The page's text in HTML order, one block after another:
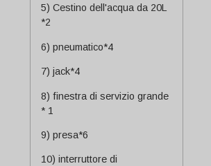
5) Cestino dell'acqua da 20L
*2
6) pneumatico*4
7) jack*4
8) finestra di servizio grande
* 1
9) presa*6
10) interruttore di